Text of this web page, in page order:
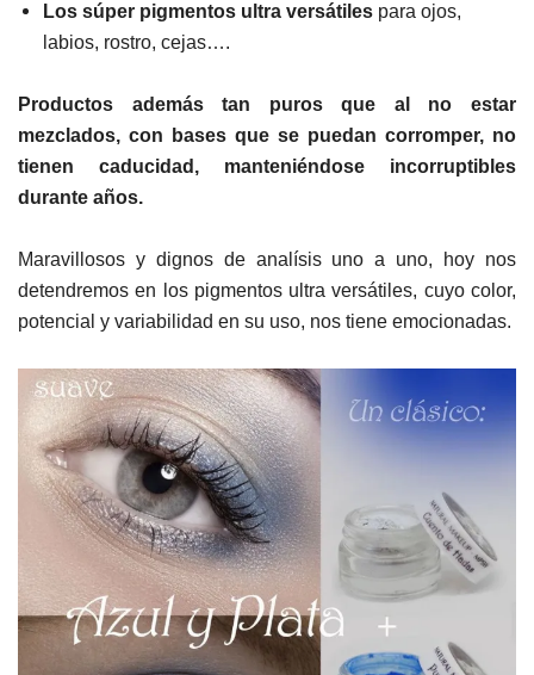
Los súper pigmentos ultra versátiles para ojos,
labios, rostro, cejas….
Productos además tan puros que al no estar
mezclados, con bases que se puedan corromper, no
tienen caducidad, manteniéndose incorruptibles
durante años.
Maravillosos y dignos de analísis uno a uno, hoy nos
detendremos en los pigmentos ultra versátiles, cuyo color,
potencial y variabilidad en su uso, nos tiene emocionadas.